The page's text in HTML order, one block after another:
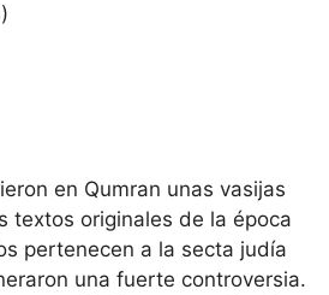
en Qumran unas vasijas
textos originales de la época
pertenecen a la secta judía
una fuerte controversia.